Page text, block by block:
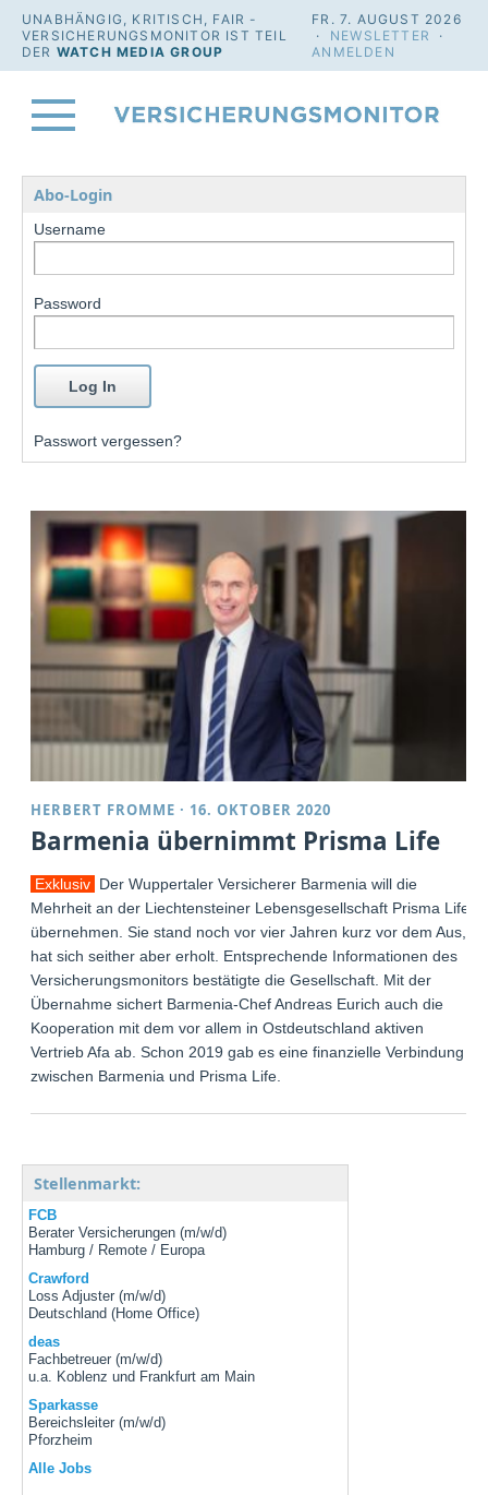
UNABHÄNGIG, KRITISCH, FAIR -
VERSICHERUNGSMONITOR IST TEIL
DER WATCH MEDIA GROUP
FR. 7. AUGUST 2026
· NEWSLETTER
·
ANMELDEN
Abo-Login
Username
Password
Passwort vergessen?
HERBERT FROMME · 16. OKTOBER 2020
Barmenia übernimmt Prisma Life
Exklusiv Der Wuppertaler Versicherer Barmenia will die
Mehrheit an der Liechtensteiner Lebensgesellschaft Prisma Life
übernehmen. Sie stand noch vor vier Jahren kurz vor dem Aus,
hat sich seither aber erholt. Entsprechende Informationen des
Versicherungsmonitors bestätigte die Gesellschaft. Mit der
Übernahme sichert Barmenia-Chef Andreas Eurich auch die
Kooperation mit dem vor allem in Ostdeutschland aktiven
Vertrieb Afa ab. Schon 2019 gab es eine finanzielle Verbindung
zwischen Barmenia und Prisma Life.
Stellenmarkt:
FCB
Berater Versicherungen (m/w/d)
Hamburg / Remote / Europa
Crawford
Loss Adjuster (m/w/d)
Deutschland (Home Office)
deas
Fachbetreuer (m/w/d)
u.a. Koblenz und Frankfurt am Main
Sparkasse
Bereichsleiter (m/w/d)
Pforzheim
Alle Jobs